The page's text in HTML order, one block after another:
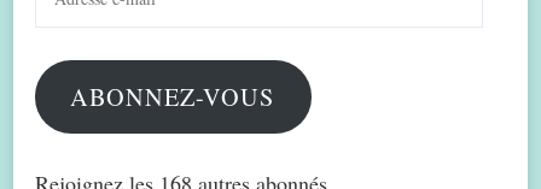
mail
ABONNEZ-VOUS
Rejoignez les 168 autres abonnés